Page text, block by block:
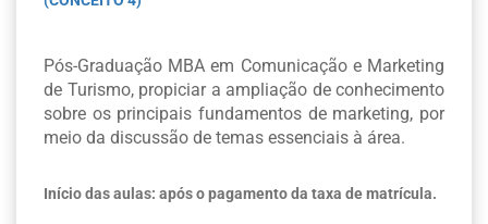
Pós-Graduação MBA em Comunicação e Marketing
de Turismo, propiciar a ampliação de conhecimento
sobre os principais fundamentos de marketing, por
meio da discussão de temas essenciais à área.
Início das aulas: após o pagamento da taxa de matrícula.